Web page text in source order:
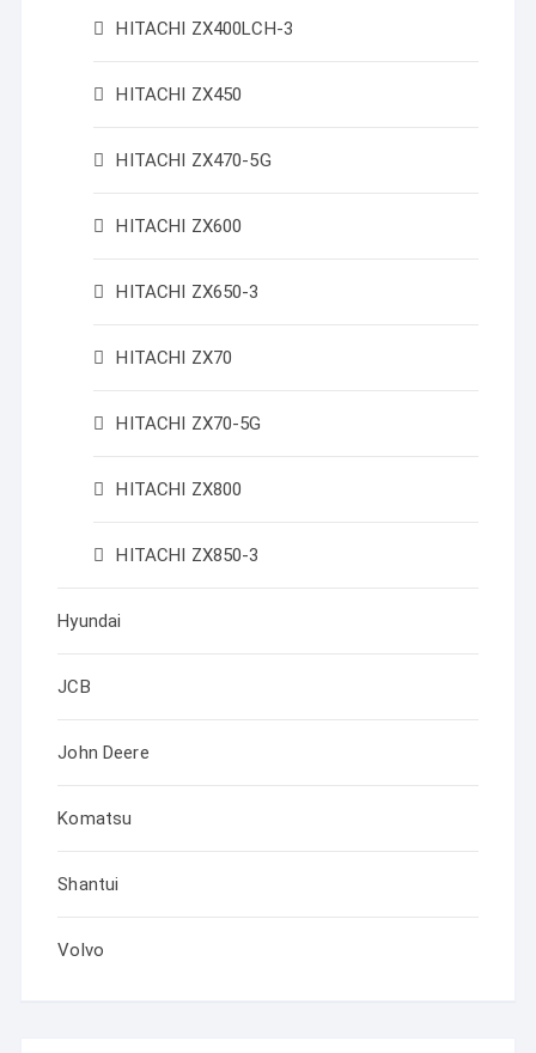
HITACHI ZX400LCH-3
HITACHI ZX450
HITACHI ZX470-5G
HITACHI ZX600
HITACHI ZX650-3
HITACHI ZX70
HITACHI ZX70-5G
HITACHI ZX800
HITACHI ZX850-3
Hyundai
JCB
John Deere
Komatsu
Shantui
Volvo